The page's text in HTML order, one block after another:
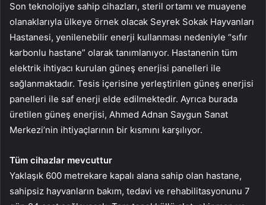
Son teknolojiye sahip cihazları, steril ortamı ve muayene
olanaklarıyla ülkeye örnek olacak Seyrek Sokak Hayvanları
Hastanesi, yenilenebilir enerji kullanması nedeniyle “sıfır
karbonlu hastane” olarak tanımlanıyor. Hastanenin tüm
elektrik ihtiyacı kurulan güneş enerjisi panelleri ile
sağlanmaktadır. Tesis içerisine yerleştirilen güneş enerjisi
panelleri ile saf enerji elde edilmektedir. Ayrıca burada
üretilen güneş enerjisi, Ahmed Adnan Saygun Sanat
Merkezi’nin ihtiyaçlarının bir kısmını karşılıyor.
Tüm cihazlar mevcuttur
Yaklaşık 600 metrekare kapalı alana sahip olan hastane,
sahipsiz hayvanların bakım, tedavi ve rehabilitasyonunu 7